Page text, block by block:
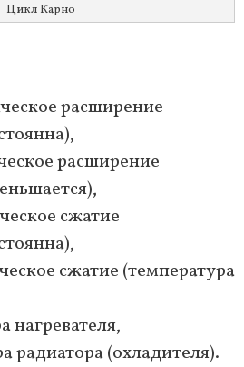
Цикл Карно
расширение
расширение
сжатие
сжатие (температура
нагревателя,
радиатора (охладителя).